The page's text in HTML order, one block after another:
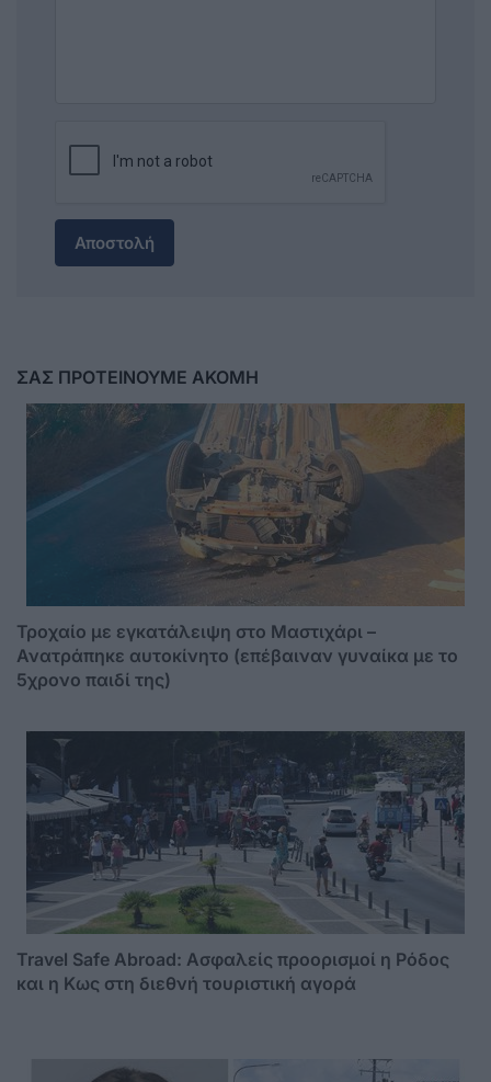
Αποστολή
ΣΑΣ ΠΡΟΤΕΙΝΟΥΜΕ ΑΚΟΜΗ
Τροχαίο με εγκατάλειψη στο Μαστιχάρι –
Ανατράπηκε αυτοκίνητο (επέβαιναν γυναίκα με το
5χρονο παιδί της)
Travel Safe Abroad: Ασφαλείς προορισμοί η Ρόδος
και η Κως στη διεθνή τουριστική αγορά